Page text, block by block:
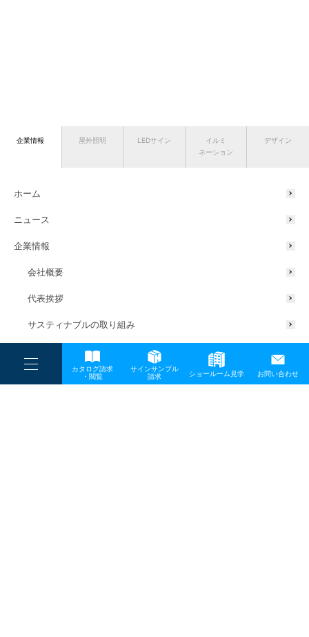
----
----
-
カタログ請求
・閲覧
サインサンプル
請求
ショールーム見学 お問い合わせ
企業情報 屋外照明 LEDサイン
イルミ
ネーション
デザイン
ホーム
ニュース
企業情報
会社概要
代表挨拶
サスティナブルの取り組み
一般事業主行動計画